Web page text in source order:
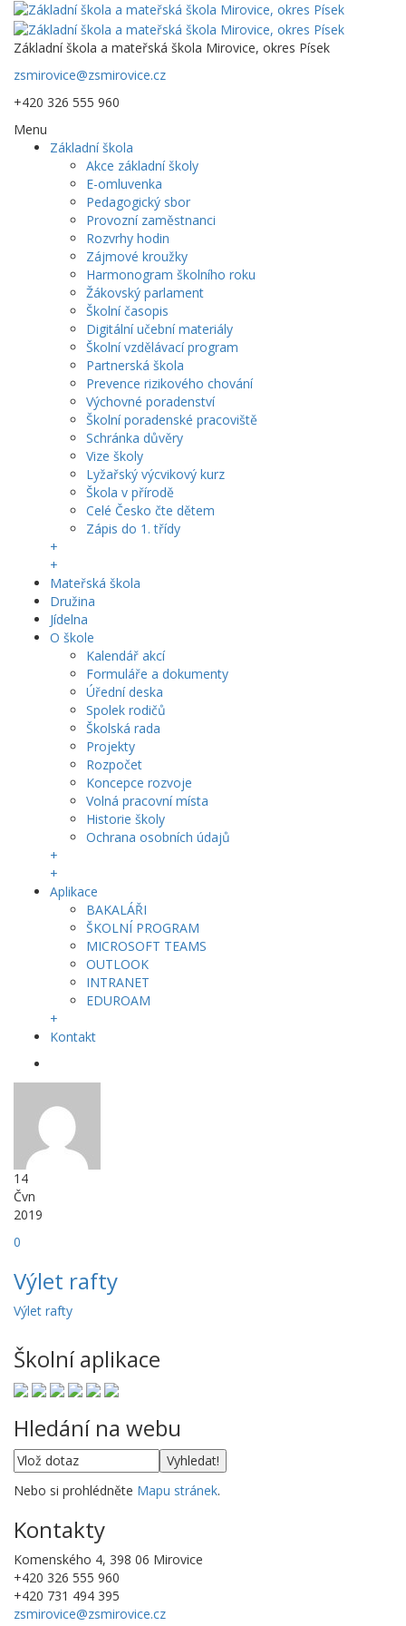
Základní škola a mateřská škola Mirovice, okres Písek
zsmirovice@zsmirovice.cz
+420 326 555 960
Menu
Základní škola
Akce základní školy
E-omluvenka
Pedagogický sbor
Provozní zaměstnanci
Rozvrhy hodin
Zájmové kroužky
Harmonogram školního roku
Žákovský parlament
Školní časopis
Digitální učební materiály
Školní vzdělávací program
Partnerská škola
Prevence rizikového chování
Výchovné poradenství
Školní poradenské pracoviště
Schránka důvěry
Vize školy
Lyžařský výcvikový kurz
Škola v přírodě
Celé Česko čte dětem
Zápis do 1. třídy
+
+
Mateřská škola
Družina
Jídelna
O škole
Kalendář akcí
Formuláře a dokumenty
Úřední deska
Spolek rodičů
Školská rada
Projekty
Rozpočet
Koncepce rozvoje
Volná pracovní místa
Historie školy
Ochrana osobních údajů
+
+
Aplikace
BAKALÁŘI
ŠKOLNÍ PROGRAM
MICROSOFT TEAMS
OUTLOOK
INTRANET
EDUROAM
+
Kontakt
14
Čvn
2019
0
Výlet rafty
Výlet rafty
Školní aplikace
Hledání na webu
Nebo si prohlédněte Mapu stránek.
Kontakty
Komenského 4, 398 06 Mirovice
+420 326 555 960
+420 731 494 395
zsmirovice@zsmirovice.cz